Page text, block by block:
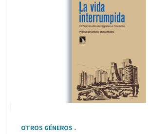
OTROS GÉNEROS